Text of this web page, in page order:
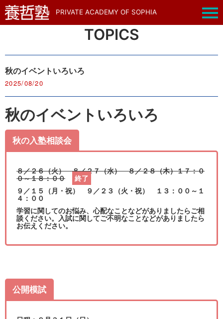
PRIVATE ACADEMY OF SOPHIA
TOPICS
秋のイベントいろいろ
2025/08/20
秋のイベントいろいろ
秋の入塾相談会
８／２６（火） ８／２７（水） ８／２８（木）１７：０
０～１８：００
終了
９／１５（月・祝） ９／２３（火・祝） １３：００～１
４：００
学習に関してのお悩み、心配なことなどがありましたらご相
談ください。入試に関してご不明なことなどがありましたら
お伝えください。
公開模試